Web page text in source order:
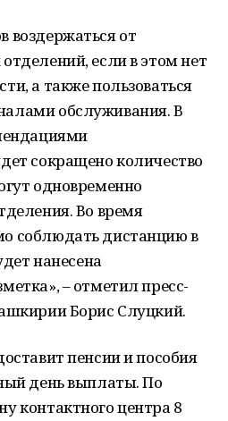
воздержаться от
если в этом нет
а также пользоваться
обслуживания. В
сокращено количество
одновременно
Во время
соблюдать дистанцию в
нанесена
– отметил пресс-
Борис Слуцкий.
пенсии и пособия
день выплаты. По
контактного центра 8